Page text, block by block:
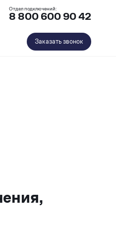
Отдел подключений:
8 800 600 90 42
Заказать звонок